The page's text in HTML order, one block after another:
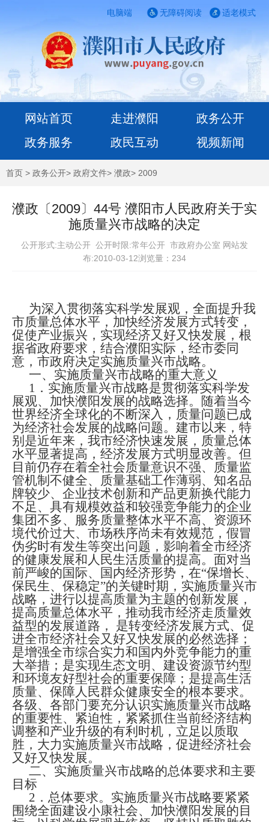
电脑端 适老模式
无障碍阅读
网站首页 走进濮阳
政务公开
政务服务
政民互动 视频新闻
首页 > 政务公开> 政府文件> 濮政> 2009
濮政〔2009〕44号 濮阳市人民政府关于实
施质量兴市战略的决定
公开形式:主动公开 公开时限:常年公开 市政府办公室 网站发
布:2010-03-12浏览量： 234
为深入贯彻落实科学发展观，全面提升我
市质量总体水平，加快经济发展方式转变，
促使产业振兴，实现经济又好又快发展，根
据省政府要求，结合濮阳实际，经市委同
意，市政府决定实施质量兴市战略。
一、实施质量兴市战略的重大意义
1 ．实施质量兴市战略是贯彻落实科学发
展观、加快濮阳发展的战略选择。随着当今
世界经济全球化的不断深入，质量问题已成
为经济社会发展的战略问题。建市以来，特
别是近年来，我市经济快速发展，质量总体
水平显著提高，经济发展方式明显改善。但
目前仍存在着全社会质量意识不强、质量监
管机制不健全、质量基础工作薄弱、知名品
牌较少、企业技术创新和产品更新换代能力
不足、具有规模效益和较强竞争能力的企业
集团不多、服务质量整体水平不高、资源环
境代价过大、市场秩序尚未有效规范，假冒
伪劣时有发生等突出问题，影响着全市经济
的健康发展和人民生活质量的提高。面对当
前严峻的国际、国内经济形势，在“保增长、
保民生、保稳定”的关键时期，实施质量兴市
战略，进行以提高质量为主题的创新发展，
提高质量总体水平，推动我市经济走质量效
益型的发展道路，
是转变经济发展方式、促
进全市经济社会又好又快发展的必然选择；
是增强全市综合实力和国内外竞争能力的重
大举措；是实现生态文明、建设资源节约型
和环境友好型社会的重要保障；是提高生活
质量、保障人民群众健康安全的根本要求。
各级、各部门要充分认识实施质量兴市战略
的重要性、紧迫性，紧紧抓住当前经济结构
调整和产业升级的有利时机，立足以质取
胜，大力实施质量兴市战略，促进经济社会
又好又快发展。
二、实施质量兴市战略的总体要求和主要
目标
2 ．总体要求。实施质量兴市战略要紧紧
围绕全面建设小康社会、加快濮阳发展的目